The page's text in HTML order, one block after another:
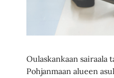
Oulaskankaan sairaala
Pohjanmaan alueen